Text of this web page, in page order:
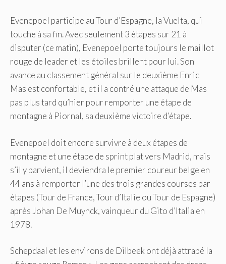
Evenepoel participe au Tour d’Espagne, la Vuelta, qui
touche à sa fin. Avec seulement 3 étapes sur 21 à
disputer (ce matin), Evenepoel porte toujours le maillot
rouge de leader et les étoiles brillent pour lui. Son
avance au classement général sur le deuxième Enric
Mas est confortable, et il a contré une attaque de Mas
pas plus tard qu’hier pour remporter une étape de
montagne à Piornal, sa deuxième victoire d’étape.
Evenepoel doit encore survivre à deux étapes de
montagne et une étape de sprint plat vers Madrid, mais
s’il y parvient, il deviendra le premier coureur belge en
44 ans à remporter l’une des trois grandes courses par
étapes (Tour de France, Tour d’Italie ou Tour de Espagne)
après Johan De Muynck, vainqueur du Gito d’Italia en
1978.
Schepdaal et les environs de Dilbeek ont ​​déjà attrapé la